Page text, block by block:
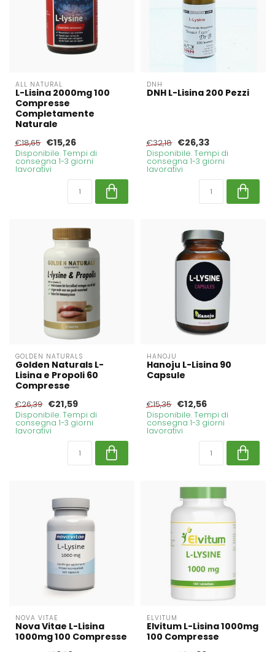
ALL NATURAL
L-Lisina 2000mg 100
Compresse
Completamente
Naturale
€18,65 €15,26
Disponibile. Tempi di
consegna 1-3 giorni
lavorativi
DNH
DNH L-Lisina 200 Pezzi
€32,18 €26,33
Disponibile. Tempi di
consegna 1-3 giorni
lavorativi
GOLDEN NATURALS
Golden Naturals L-
Lisina e Propoli 60
Compresse
€26,39 €21,59
Disponibile. Tempi di
consegna 1-3 giorni
lavorativi
HANOJU
Hanoju L-Lisina 90
Capsule
€15,35 €12,56
Disponibile. Tempi di
consegna 1-3 giorni
lavorativi
NOVA VITAE
Nova Vitae L-Lisina
1000mg 100 Compresse
ELVITUM
Elvitum L-Lisina 1000mg
100 Compresse